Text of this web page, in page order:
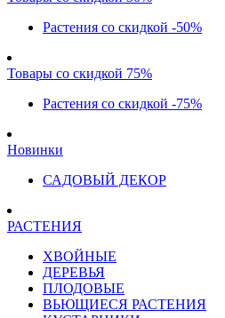
Растения со скидкой -50%
Товары со скидкой 75%
Растения со скидкой -75%
Новинки
САДОВЫЙ ДЕКОР
РАСТЕНИЯ
ХВОЙНЫЕ
ДЕРЕВЬЯ
ПЛОДОВЫЕ
ВЬЮЩИЕСЯ РАСТЕНИЯ